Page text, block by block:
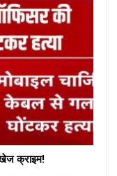
क्राइम!